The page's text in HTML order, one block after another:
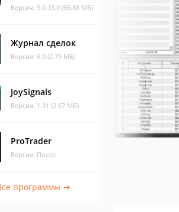
Версия: 5.0.13.0 (66.88 МБ)
Журнал сделок
Версия: 6.0 (2.79 МБ)
JoySignals
Версия: 1.31 (2.67 МБ)
ProTrader
Версия: После
программы →